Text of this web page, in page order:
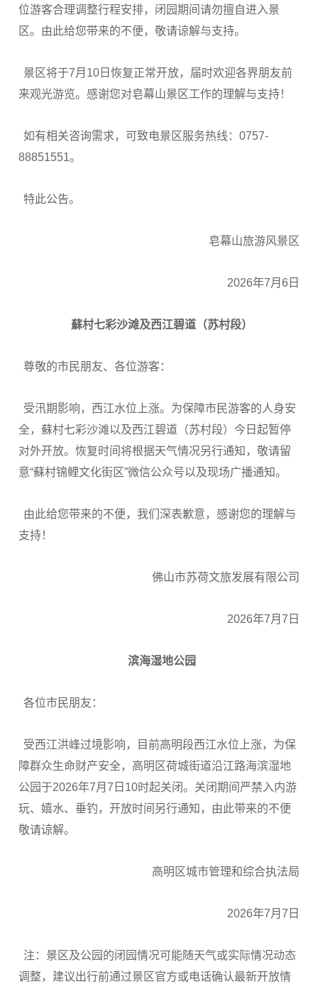
位游客合理调整行程安排，闭园期间请勿擅自进入景
区。由此给您带来的不便，敬请谅解与支持。
景区将于7月10日恢复正常开放，届时欢迎各界朋友前
来观光游览。感谢您对皂幕山景区工作的理解与支持！
如有相关咨询需求，可致电景区服务热线：0757-
88851551。
特此公告。
皂幕山旅游风景区
2026年7月6日
蘇村七彩沙滩及西江碧道（苏村段）
尊敬的市民朋友、各位游客：
受汛期影响，西江水位上涨。为保障市民游客的人身安
全，蘇村七彩沙滩以及西江碧道（苏村段）今日起暂停
对外开放。恢复时间将根据天气情况另行通知，敬请留
意“蘇村锦鲤文化街区”微信公众号以及现场广播通知。
由此给您带来的不便，我们深表歉意，感谢您的理解与
支持！
佛山市苏荷文旅发展有限公司
2026年7月7日
滨海湿地公园
各位市民朋友：
受西江洪峰过境影响，目前高明段西江水位上涨，为保
障群众生命财产安全，高明区荷城街道沿江路海滨湿地
公园于2026年7月7日10时起关闭。关闭期间严禁入内游
玩、嬉水、垂钓，开放时间另行通知，由此带来的不便
敬请谅解。
高明区城市管理和综合执法局
2026年7月7日
注：景区及公园的闭园情况可能随天气或实际情况动态
调整，建议出行前通过景区官方或电话确认最新开放情